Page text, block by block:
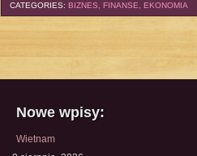
CATEGORIES: BIZNES, FINANSE, EKONOMIA
Nowe wpisy:
Wietnam